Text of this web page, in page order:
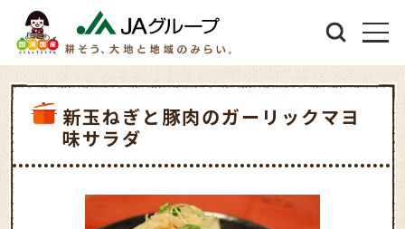
新玉ねぎと豚肉のガーリックマヨ
味サラダ